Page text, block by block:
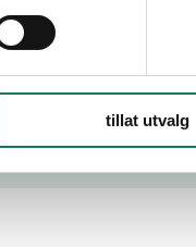
tillat utvalg